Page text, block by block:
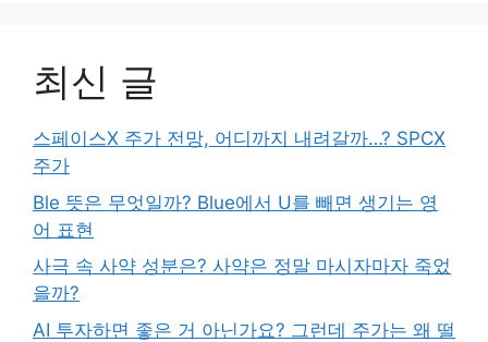
최신 글
스페이스X 주가 전망, 어디까지 내려갈까…? SPCX
주가
Ble 뜻은 무엇일까? Blue에서 U를 빼면 생기는 영
어 표현
사극 속 사약 성분은? 사약은 정말 마시자마자 죽었
을까?
AI 투자하면 좋은 거 아닌가요? 그런데 주가는 왜 떨